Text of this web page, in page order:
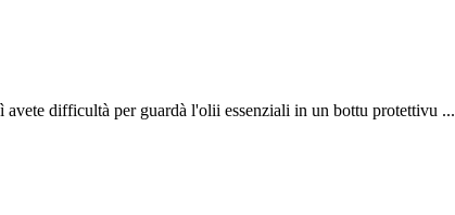
difficultà per guardà l'olii essenziali in un bottu protettivu ...